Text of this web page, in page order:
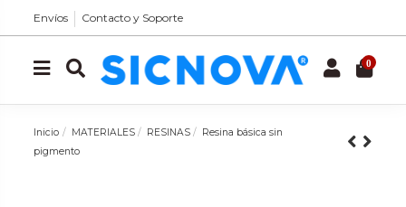
Envíos Contacto y Soporte
0
Inicio MATERIALES RESINAS
Resina básica sin
pigmento